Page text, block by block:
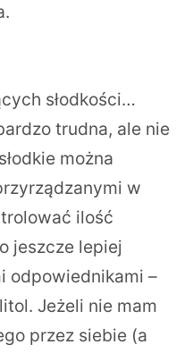
słodkości…
trudna, ale nie
można
w
ilość
jeszcze lepiej
odpowiednikami –
Jeżeli nie mam
przez siebie (a